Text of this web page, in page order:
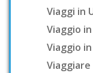
Viaggi in
Viaggio
Viaggio